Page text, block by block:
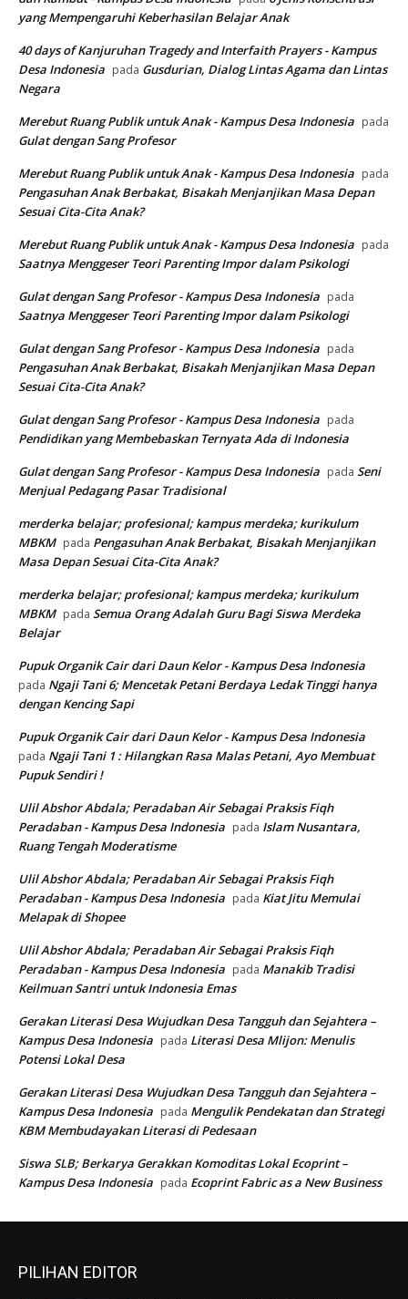
yang Mempengaruhi Keberhasilan Belajar Anak
40 days of Kanjuruhan Tragedy and Interfaith Prayers - Kampus
Desa Indonesia pada Gusdurian, Dialog Lintas Agama dan Lintas
Negara
Merebut Ruang Publik untuk Anak - Kampus Desa Indonesia pada
Gulat dengan Sang Profesor
Merebut Ruang Publik untuk Anak - Kampus Desa Indonesia pada
Pengasuhan Anak Berbakat, Bisakah Menjanjikan Masa Depan
Sesuai Cita-Cita Anak?
Merebut Ruang Publik untuk Anak - Kampus Desa Indonesia pada
Saatnya Menggeser Teori Parenting Impor dalam Psikologi
Gulat dengan Sang Profesor - Kampus Desa Indonesia pada
Saatnya Menggeser Teori Parenting Impor dalam Psikologi
Gulat dengan Sang Profesor - Kampus Desa Indonesia pada
Pengasuhan Anak Berbakat, Bisakah Menjanjikan Masa Depan
Sesuai Cita-Cita Anak?
Gulat dengan Sang Profesor - Kampus Desa Indonesia pada
Pendidikan yang Membebaskan Ternyata Ada di Indonesia
Gulat dengan Sang Profesor - Kampus Desa Indonesia pada Seni
Menjual Pedagang Pasar Tradisional
merderka belajar; profesional; kampus merdeka; kurikulum
MBKM pada Pengasuhan Anak Berbakat, Bisakah Menjanjikan
Masa Depan Sesuai Cita-Cita Anak?
merderka belajar; profesional; kampus merdeka; kurikulum
MBKM pada Semua Orang Adalah Guru Bagi Siswa Merdeka
Belajar
Pupuk Organik Cair dari Daun Kelor - Kampus Desa Indonesia
pada Ngaji Tani 6; Mencetak Petani Berdaya Ledak Tinggi hanya
dengan Kencing Sapi
Pupuk Organik Cair dari Daun Kelor - Kampus Desa Indonesia
pada Ngaji Tani 1 : Hilangkan Rasa Malas Petani, Ayo Membuat
Pupuk Sendiri !
Ulil Abshor Abdala; Peradaban Air Sebagai Praksis Fiqh
Peradaban - Kampus Desa Indonesia pada Islam Nusantara,
Ruang Tengah Moderatisme
Ulil Abshor Abdala; Peradaban Air Sebagai Praksis Fiqh
Peradaban - Kampus Desa Indonesia pada Kiat Jitu Memulai
Melapak di Shopee
Ulil Abshor Abdala; Peradaban Air Sebagai Praksis Fiqh
Peradaban - Kampus Desa Indonesia pada Manakib Tradisi
Keilmuan Santri untuk Indonesia Emas
Gerakan Literasi Desa Wujudkan Desa Tangguh dan Sejahtera –
Kampus Desa Indonesia pada Literasi Desa Mlijon: Menulis
Potensi Lokal Desa
Gerakan Literasi Desa Wujudkan Desa Tangguh dan Sejahtera –
Kampus Desa Indonesia pada Mengulik Pendekatan dan Strategi
KBM Membudayakan Literasi di Pedesaan
Siswa SLB; Berkarya Gerakkan Komoditas Lokal Ecoprint –
Kampus Desa Indonesia pada Ecoprint Fabric as a New Business
PILIHAN EDITOR